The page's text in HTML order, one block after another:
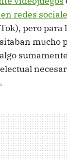
redes
pero para
mucho